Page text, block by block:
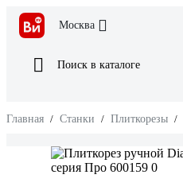
Москва
Поиск в каталоге
Главная / Станки / Плиткорезы /